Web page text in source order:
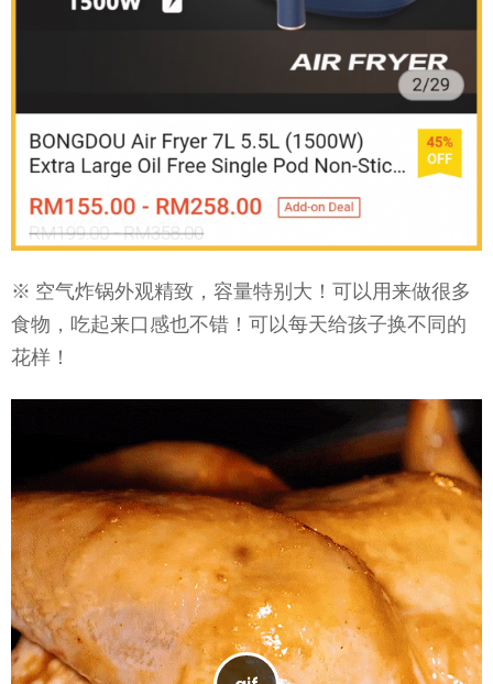
※ 空气炸锅外观精致，容量特别大！可以用来做很多
食物，吃起来口感也不错！可以每天给孩子换不同的
花样！